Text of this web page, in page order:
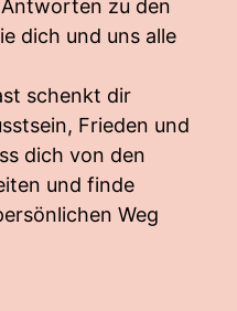
zu den
dich und uns alle
schenkt dir
Frieden und
dich von den
und finde
Weg